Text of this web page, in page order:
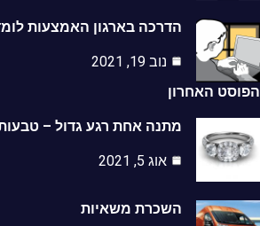
הדרכה בארגון האמצעות לומדה
נוב 19, 2021
האחרון
מתנה אחת רגע גדול – טבעות…
אוג 5, 2021
השכרת משאיות